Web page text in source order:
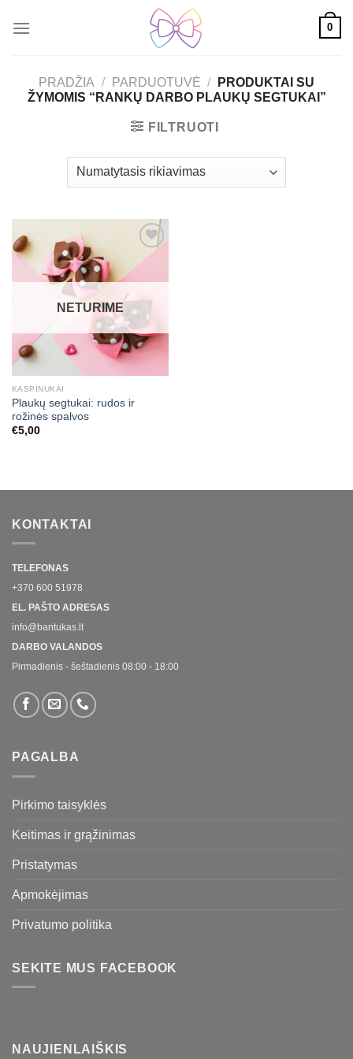
0
PRADŽIA / PARDUOTUVĖ /
PRODUKTAI SU
ŽYMOMIS “RANKŲ DARBO PLAUKŲ SEGTUKAI”
FILTRUOTI
Mėgstamiausias
NETURIME
KASPINUKAI
Plaukų segtukai: rudos ir
rožinės spalvos
€5,00
KONTAKTAI
TELEFONAS
+370 600 51978
EL. PAŠTO ADRESAS
info@bantukas.lt
DARBO VALANDOS
Pirmadienis - šeštadienis 08:00 - 18:00
PAGALBA
Pirkimo taisyklės
Keitimas ir grąžinimas
Pristatymas
Apmokėjimas
Privatumo politika
SEKITE MUS FACEBOOK
NAUJIENLAIŠKIS